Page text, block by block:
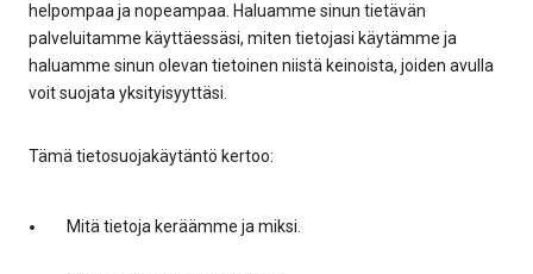
helpompaa ja nopeampaa. Haluamme sinun tietävän
palveluitamme käyttäessäsi, miten tietojasi käytämme ja
haluamme sinun olevan tietoinen niistä keinoista, joiden avulla
voit suojata yksityisyyttäsi.
Tämä tietosuojakäytäntö kertoo:
Mitä tietoja keräämme ja miksi.